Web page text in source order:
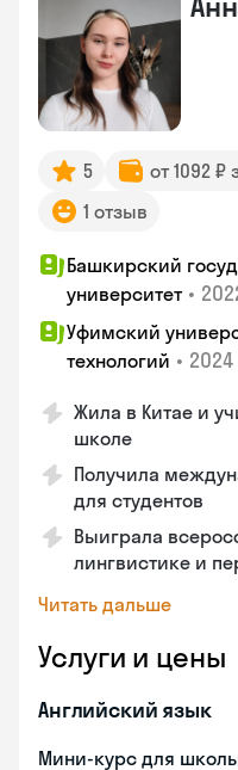
5 от 1092 ₽
1 отзыв
Башкирский
университет •
Уфимский
технологий • 2024
Жила в Китае и
школе
Получила
для студентов
Выиграла
лингвистике и
Читать дальше
Услуги и цены
Английский язык
Мини-курс для